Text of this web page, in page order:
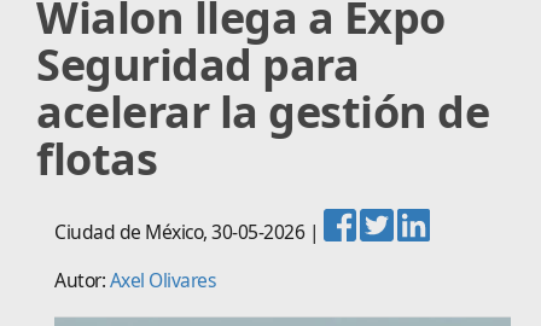
Wialon llega a Expo
Seguridad para
acelerar la gestión de
flotas
Ciudad de México,30-05-2026|
Autor:Axel Olivares